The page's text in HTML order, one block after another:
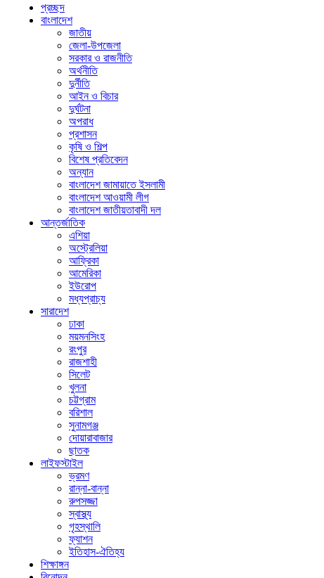
প্রচ্ছদ
বাংলাদেশ
জাতীয়
জেলা-উপজেলা
সরকার ও রাজনীতি
অর্থনীতি
দুর্নীতি
আইন ও বিচার
দুর্ঘটনা
অপরাধ
প্রশাসন
কৃষি ও শিল্প
বিশেষ প্রতিবেদন
অন্যান
বাংলাদেশ জামায়াতে ইসলামী
বাংলাদেশ আওয়ামী লীগ
বাংলাদেশ জাতীয়তাবাদী দল
আন্তর্জাতিক
এশিয়া
অস্ট্রেলিয়া
আফ্রিকা
আমেরিকা
ইউরোপ
মধ্যপ্রাচ্য
সারাদেশ
ঢাকা
ময়মনসিংহ
রংপুর
রাজশাহী
সিলেট
খুলনা
চট্টগ্রাম
বরিশাল
সুনামগঞ্জ
দোয়ারাবাজার
ছাতক
লাইফস্টাইল
ভ্রমণ
রান্না-বান্না
রুপসজ্জা
স্বাস্থ্য
গৃহস্থালি
ফ্যাশন
ইতিহাস-ঐতিহ্য
শিক্ষাঙ্গন